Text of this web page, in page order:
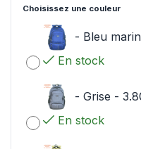
Choisissez une couleur
- Bleu
En stock
- Grise -
En stock